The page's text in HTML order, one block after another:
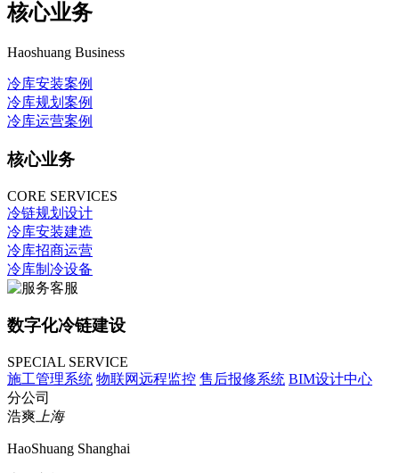
核心业务
Haoshuang Business
冷库安装案例
冷库规划案例
冷库运营案例
核心业务
CORE SERVICES
冷链规划设计
冷库安装建造
冷库招商运营
冷库制冷设备
数字化冷链建设
SPECIAL SERVICE
施工管理系统 物联网远程监控 售后报修系统 BIM设计中心
分公司
浩爽 上海
HaoShuang Shanghai